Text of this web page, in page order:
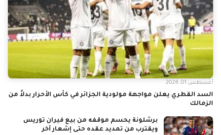
السد القطري يعلن مواجهة مولودية الجزائر في كأس الأحرار بدلاً من
الزمالك
أغسطس 01, 2026
برشلونة يحسم موقفه من بيع فيران توريس
ويقترب من تمديد عقده حتى إشعار آخر